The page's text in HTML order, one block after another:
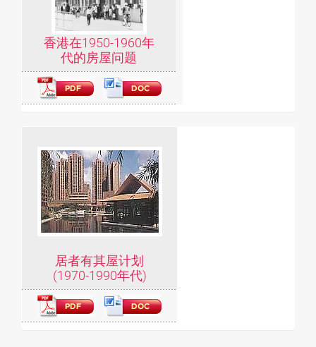
香港在1950-1960年
代的房屋问题
居者有其屋计划
(1970-1990年代)